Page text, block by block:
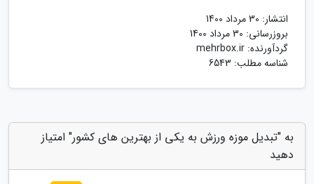
انتشار: 30 مرداد 1400
بروزرسانی: 30 مرداد 1400
گردآورنده: mehrbox.ir
شناسه مطلب: 6543
به "تبدیل موزه ورزش به یکی از بهترین های کشور" امتیاز
دهید